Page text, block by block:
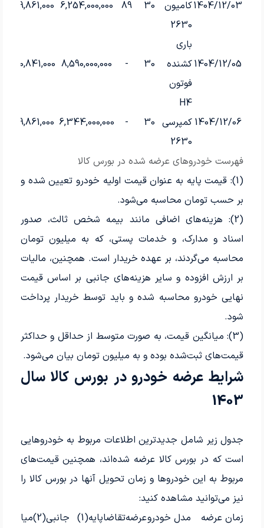
فهرست خودروهای عرضه شده در بورس کالا
1404/12/03کامیون
2630
باری
30
89
6,254,000,000
19,861,000
1404/12/05کشنده
فوتون
H4
30
-
8,590,000,000
20,841,000
1404/12/06 کمپرسی
2630
30
-
6,344,000,000
19,861,000
(1): قیمت پایه به عنوان قیمت اولیه خودرو تعیین شده و
بر حسب تومان محاسبه می‌شود.
(2): هزینه‌های اضافی مانند بیمه شخص ثالث، صدور
اسناد و مدارک، و خدمات پستی، که به میلیون تومان
محاسبه می‌گردند، بر عهده خریدار است. همچنین، مالیات
بر ارزش افزوده و سایر هزینه‌های جانبی بر اساس قیمت
نهایی خودرو محاسبه شده و باید توسط خریدار پرداخت
شود.
(3): میانگین قیمت، به صورت متوسط از حداقل و حداکثر
قیمت‌های ثبت‌شده بوده و به میلیون تومان بیان می‌شود.
شرایط عرضه خودرو در بورس کالا سال
1403
جدول زیر شامل جدیدترین اطلاعات مربوط به خودروهایی
است که در بورس کالا عرضه شده‌اند، همچنین قیمت‌های
مربوط به این خودروها و زمان تحویل آنها در بورس کالا را
نیز می‌توانید مشاهده کنید:
زمان عرضه
مدل خودروعرضهتقاضاپایه(1) جانبی(2)